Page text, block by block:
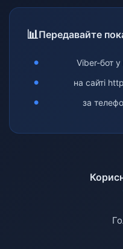
Передавайте
Viber-бот у
на сайті
за